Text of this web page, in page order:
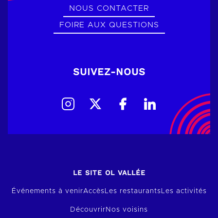
NOUS CONTACTER
FOIRE AUX QUESTIONS
SUIVEZ-NOUS
LE SITE OL VALLÉE
Événements à venirAccèsLes restaurantsLes activités
Découvrir Nos voisins